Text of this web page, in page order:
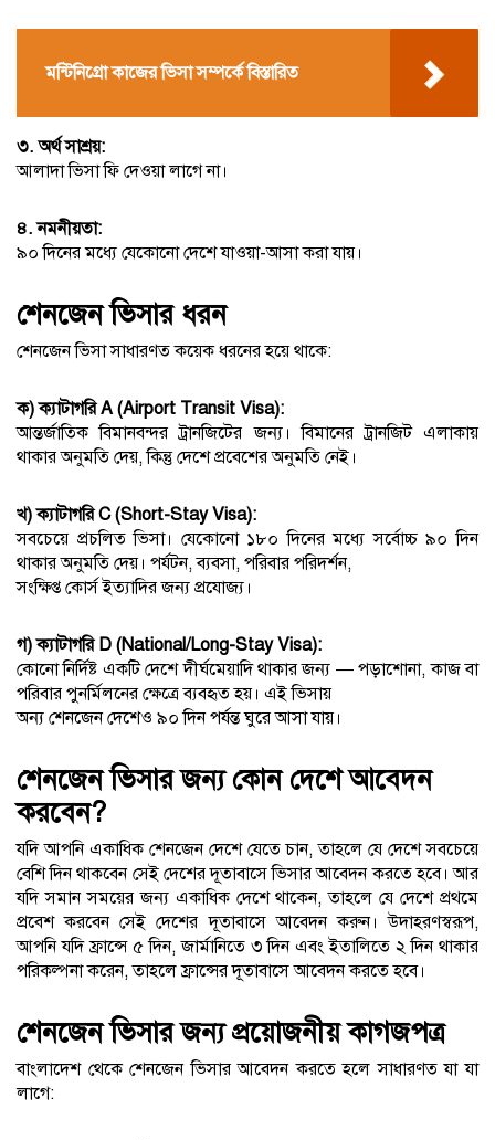
মন্টিনিগ্রো কাজের ভিসা সম্পর্কে বিস্তারিত
৩. অর্থ সাশ্রয়:
আলাদা ভিসা ফি দেওয়া লাগে না।
৪. নমনীয়তা:
৯০ দিনের মধ্যে যেকোনো দেশে যাওয়া-আসা করা যায়।
শেনজেন ভিসার ধরন
শেনজেন ভিসা সাধারণত কয়েক ধরনের হয়ে থাকে:
ক) ক্যাটাগরি A (Airport Transit Visa):
আন্তর্জাতিক বিমানবন্দর ট্রানজিটের জন্য। বিমানের ট্রানজিট এলাকায়
থাকার অনুমতি দেয়, কিন্তু দেশে প্রবেশের অনুমতি নেই।
খ) ক্যাটাগরি C (Short-Stay Visa):
সবচেয়ে প্রচলিত ভিসা। যেকোনো ১৮০ দিনের মধ্যে সর্বোচ্চ ৯০ দিন
থাকার অনুমতি দেয়। পর্যটন, ব্যবসা, পরিবার পরিদর্শন,
সংক্ষিপ্ত কোর্স ইত্যাদির জন্য প্রযোজ্য।
গ) ক্যাটাগরি D (National/Long-Stay Visa):
কোনো নির্দিষ্ট একটি দেশে দীর্ঘমেয়াদি থাকার জন্য — পড়াশোনা, কাজ বা
পরিবার পুনর্মিলনের ক্ষেত্রে ব্যবহৃত হয়। এই ভিসায়
অন্য শেনজেন দেশেও ৯০ দিন পর্যন্ত ঘুরে আসা যায়।
শেনজেন ভিসার জন্য কোন দেশে আবেদন
করবেন?
যদি আপনি একাধিক শেনজেন দেশে যেতে চান, তাহলে যে দেশে সবচেয়ে
বেশি দিন থাকবেন সেই দেশের দূতাবাসে ভিসার আবেদন করতে হবে। আর
যদি সমান সময়ের জন্য একাধিক দেশে থাকেন, তাহলে যে দেশে প্রথমে
প্রবেশ করবেন সেই দেশের দূতাবাসে আবেদন করুন। উদাহরণস্বরূপ,
আপনি যদি ফ্রান্সে ৫ দিন, জার্মানিতে ৩ দিন এবং ইতালিতে ২ দিন থাকার
পরিকল্পনা করেন, তাহলে ফ্রান্সের দূতাবাসে আবেদন করতে হবে।
শেনজেন ভিসার জন্য প্রয়োজনীয় কাগজপত্র
বাংলাদেশ থেকে শেনজেন ভিসার আবেদন করতে হলে সাধারণত যা যা
লাগে: